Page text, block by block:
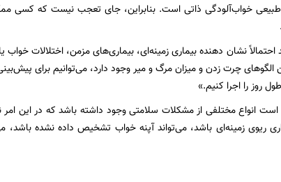
طبیعی خواب‌آلودگی ذاتی است. بنابراین، جای تعجب نیست که
نشان دهنده بیماری زمینه‌ای، بیماری‌های مزمن، اختلالات خواب
الگوهای چرت زدن و میزان مرگ و میر وجود دارد، می‌توانیم برای
روز را اجرا کنیم.»
انواع مختلفی از مشکلات سلامتی وجود داشته باشد که در این
ریوی زمینه‌ای باشد، می‌تواند آپنه خواب تشخیص داده نشده